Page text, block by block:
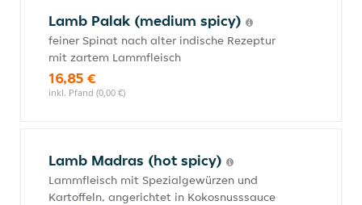
Lamb Palak (medium spicy)
feiner Spinat nach alter indische Rezeptur
mit zartem Lammfleisch
16,85 €
inkl. Pfand (0,00 €)
Lamb Madras (hot spicy)
Lammfleisch mit Spezialgewürzen und
Kartoffeln, angerichtet in Kokosnusssauce